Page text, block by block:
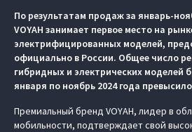
По результатам продаж за январь-
VOYAH занимает первое место на
электрифицированных моделей,
официально в России. Общее число
гибридных и электрических моделей
января по ноябрь 2024 года
Премиальный бренд VOYAH, лидер в
мобильности, подтверждает свой